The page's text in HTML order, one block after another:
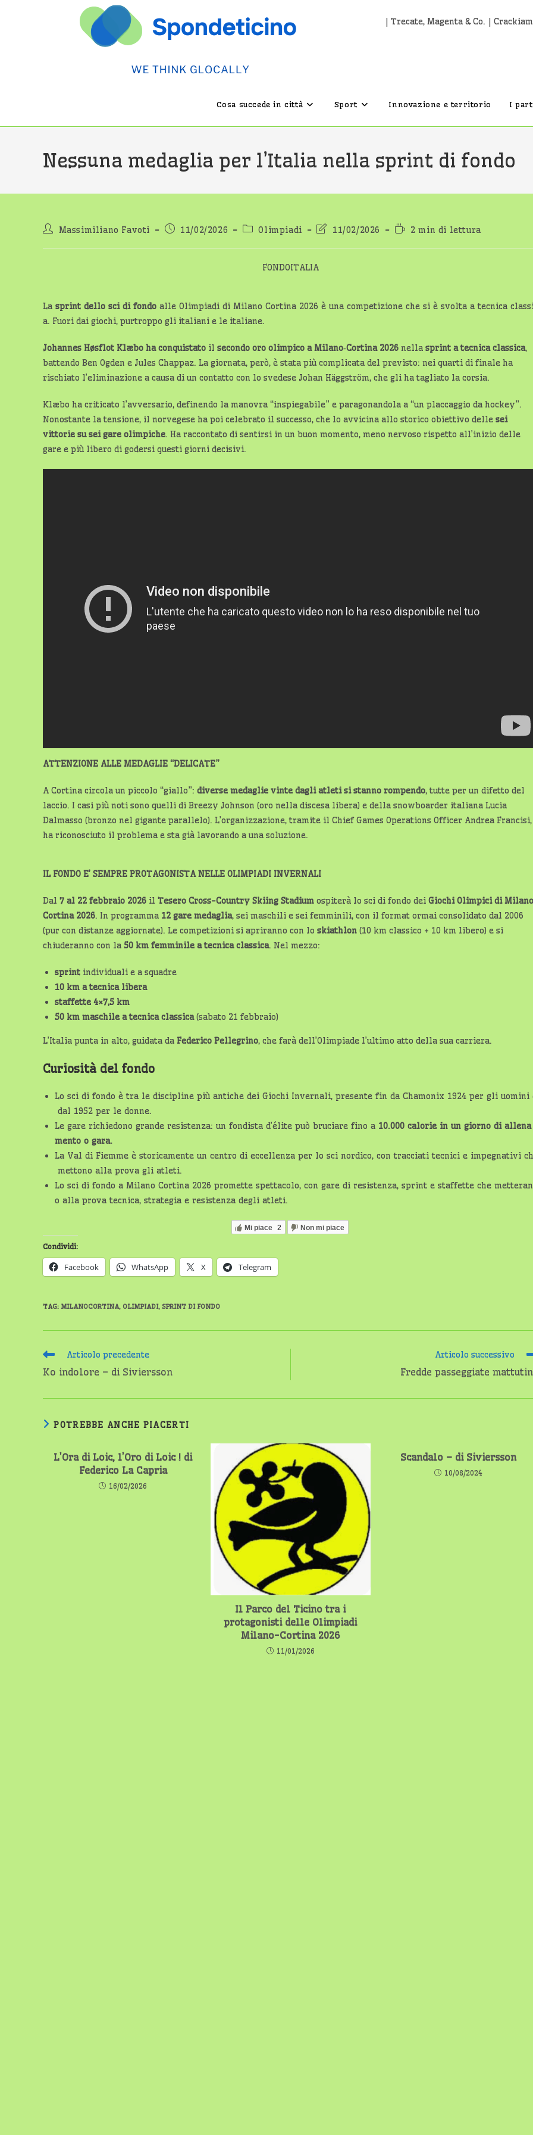
| Trecate, Magenta & Co. |
Cosa succede in città Sport Innovazione e territorio I
Nessuna medaglia per l’Italia nella sprint di fondo
AutoreMassimiliano Favoti
Articolo
11/02/2026
Categoria
Olimpiadi
Ultima
dell'articolo:
11/02/2026
Tempo
lettura:
2 min di lettura
FONDOITALIA
La sprint dello sci di fondo alle Olimpiadi di Milano Cortina 2026 è una competizione che si è svolta a tecnica
a. Fuori dai giochi, purtroppo gli italiani e le italiane.
Johannes Høsflot Klæbo ha conquistato il secondo oro olimpico a Milano‑Cortina 2026 nella sprint a tecnica classica,
battendo Ben Ogden e Jules Chappaz. La giornata, però, è stata più complicata del previsto: nei quarti di finale ha
rischiato l’eliminazione a causa di un contatto con lo svedese Johan Häggström, che gli ha tagliato la corsia.
Klæbo ha criticato l’avversario, definendo la manovra “inspiegabile” e paragonandola a “un placcaggio da hockey”.
Nonostante la tensione, il norvegese ha poi celebrato il successo, che lo avvicina allo storico obiettivo delle sei
vittorie su sei gare olimpiche. Ha raccontato di sentirsi in un buon momento, meno nervoso rispetto all’inizio delle
gare e più libero di godersi questi giorni decisivi.
ATTENZIONE ALLE MEDAGLIE “DELICATE”
A Cortina circola un piccolo “giallo”: diverse medaglie vinte dagli atleti si stanno rompendo, tutte per un difetto del
laccio. I casi più noti sono quelli di Breezy Johnson (oro nella discesa libera) e della snowboarder italiana Lucia
Dalmasso (bronzo nel gigante parallelo). L’organizzazione, tramite il Chief Games Operations Officer Andrea Francisi,
ha riconosciuto il problema e sta già lavorando a una soluzione.
IL FONDO E’ SEMPRE PROTAGONISTA NELLE OLIMPIADI INVERNALI
Dal 7 al 22 febbraio 2026 il Tesero Cross-Country Skiing Stadium ospiterà lo sci di fondo dei Giochi Olimpici di Milano
Cortina 2026. In programma 12 gare medaglia, sei maschili e sei femminili, con il format ormai consolidato dal 2006
(pur con distanze aggiornate). Le competizioni si apriranno con lo skiathlon (10 km classico + 10 km libero) e si
chiuderanno con la 50 km femminile a tecnica classica. Nel mezzo:
sprint individuali e a squadre
10 km a tecnica libera
staffette 4×7,5 km
50 km maschile a tecnica classica(sabato 21 febbraio)
L’Italia punta in alto, guidata da Federico Pellegrino, che farà dell’Olimpiade l’ultimo atto della sua carriera.
Curiosità del fondo
Lo sci di fondo è tra le discipline più antiche dei Giochi Invernali, presente fin da Chamonix 1924 per gli uomini
dal 1952 per le donne.
Le gare richiedono grande resistenza: un fondista d’élite può bruciare fino a 10.000 calorie in un giorno di allena
mento o gara.
La Val di Fiemme è storicamente un centro di eccellenza per lo sci nordico, con tracciati tecnici e impegnativi
mettono alla prova gli atleti.
Lo sci di fondo a Milano Cortina 2026 promette spettacolo, con gare di resistenza, sprint e staffette che
o alla prova tecnica, strategia e resistenza degli atleti.
Mi piace 2 Non mi piace
Condividi:
Facebook WhatsApp X Telegram
TAG: MILANOCORTINA, OLIMPIADI, SPRINT DI FONDO
Leggi
articoli
Articolo precedente
Ko indolore – di Siviersson
Articolo successivo
Fredde passeggiate
POTREBBE ANCHE PIACERTI
L’Ora di Loic, l’Oro di Loic ! di
Federico La Capria
16/02/2026
Il Parco del Ticino tra i
protagonisti delle Olimpiadi
Milano-Cortina 2026
11/01/2026
Scandalo – di Siviersson
10/08/2024